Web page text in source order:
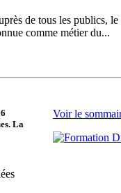
de tous les publics,
comme métier du...
La
Voir le